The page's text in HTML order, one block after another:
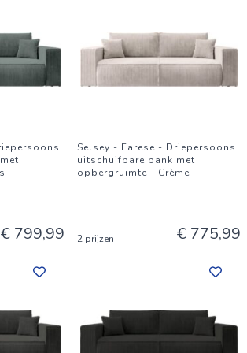
€ 799,99
Selsey - Farese - Driepersoons
uitschuifbare bank met
opbergruimte - Crème
2 prijzen € 775,99